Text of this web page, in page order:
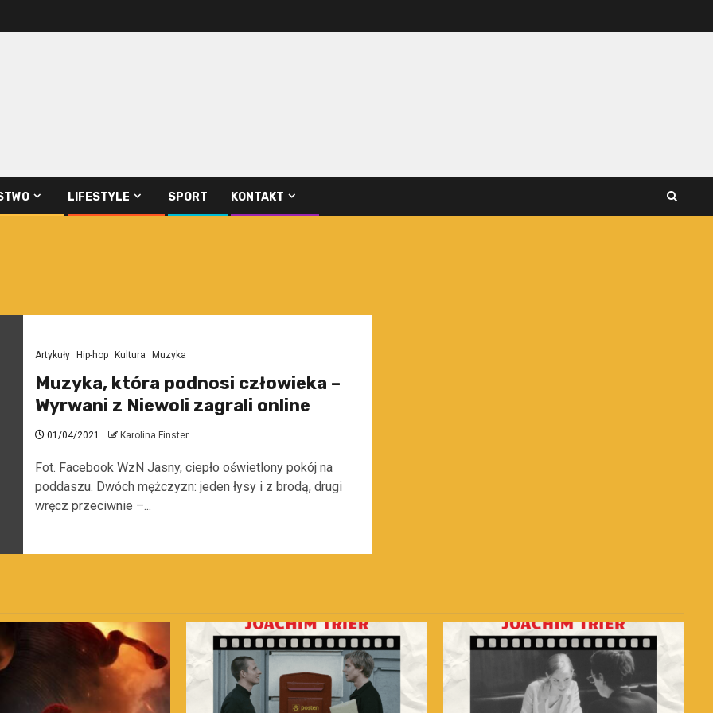
LIFESTYLE SPORT KONTAKT
Artykuły Hip-hop Kultura Muzyka
Muzyka, która podnosi człowieka –
Wyrwani z Niewoli zagrali online
01/04/2021 Karolina Finster
Fot. Facebook WzN Jasny, ciepło oświetlony pokój na
poddaszu. Dwóch mężczyzn: jeden łysy i z brodą, drugi
wręcz przeciwnie –...